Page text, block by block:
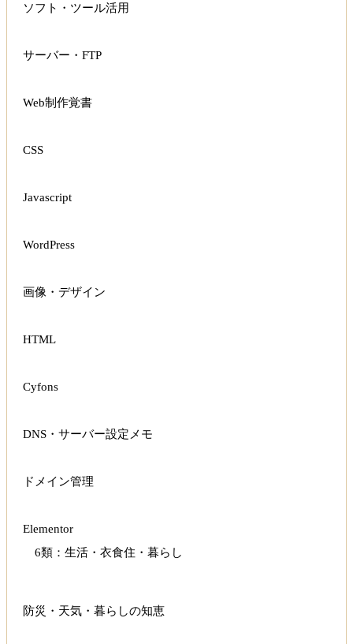
ソフト・ツール活用
サーバー・FTP
Web制作覚書
CSS
Javascript
WordPress
画像・デザイン
HTML
Cyfons
DNS・サーバー設定メモ
ドメイン管理
Elementor
6類：生活・衣食住・暮らし
防災・天気・暮らしの知恵